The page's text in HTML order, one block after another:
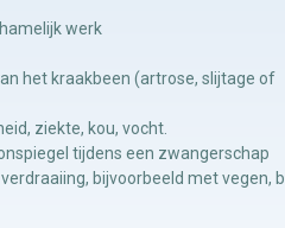
werk
het kraakbeen (artrose, slijtage of
ziekte, kou, vocht.
tijdens een zwangerschap
bijvoorbeeld met vegen,